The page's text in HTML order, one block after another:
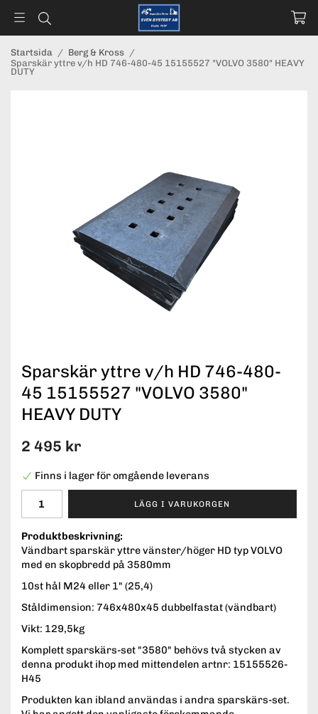
Startsida / Berg & Kross /
Sparskär yttre v/h HD 746-480-45 15155527 "VOLVO 3580" HEAVY
DUTY
Sparskär yttre v/h HD 746-480-
45 15155527 "VOLVO 3580"
HEAVY DUTY
2 495 kr
Finns i lager för omgående leverans
LÄGG I VARUKORGEN
Produktbeskrivning:
Vändbart sparskär yttre vänster/höger HD typ VOLVO
med en skopbredd på 3580mm
10st hål M24 eller 1" (25,4)
Ståldimension: 746x480x45 dubbelfastat (vändbart)
Vikt: 129,5kg
Komplett sparskärs-set "3580" behövs två stycken av
denna produkt ihop med mittendelen artnr: 15155526-
H45
Produkten kan ibland användas i andra sparskärs-set.